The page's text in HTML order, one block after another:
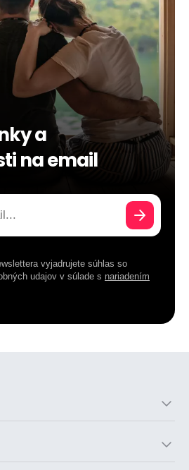
a
na email
vyjadrujete súhlas so
udajov v súlade s nariadením